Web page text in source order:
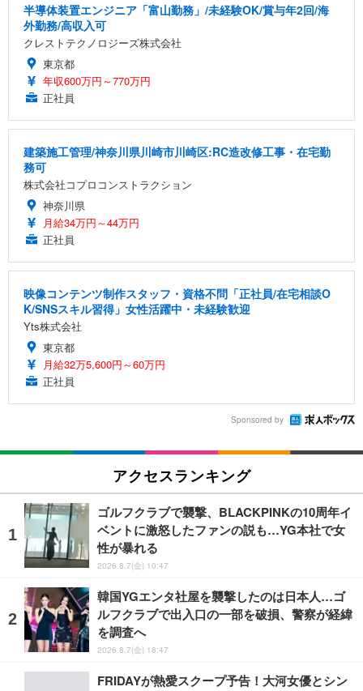
半導体装置エンジニア「富山勤務」/未経験OK/賞与年2回/海
外勤務/高収入可
クレストテクノロジーズ株式会社
東京都
年収600万円～770万円
正社員
建築施工管理/神奈川県川崎市川崎区:RC造改修工事・在宅勤
務可
株式会社コプロコンストラクション
神奈川県
月給34万円～44万円
正社員
映像コンテンツ制作スタッフ・資格不問「正社員/在宅相談O
K/SNSスキル習得」女性活躍中・未経験歓迎
Yts株式会社
東京都
月給32万5,600円～60万円
正社員
Sponsored by
アクセスランキング
ゴルフクラブで襲撃、BLACKPINKの10周年イ
ベントに激怒したファンの説も…YG本社で女
性が暴れる
2026.8.7(金) 10:47
韓国YGエンタ社屋を襲撃したのは日本人…ゴ
ルフクラブで出入口の一部を破損、警察が経緯
を調査へ
2026.8.7(金) 18:47
FRIDAYが熱愛スクープ予告！大河女優とシン